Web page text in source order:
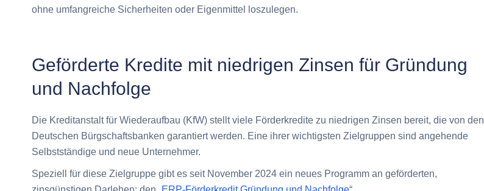
ohne umfangreiche Sicherheiten oder Eigenmittel loszulegen.
Geförderte Kredite mit niedrigen Zinsen für Gründung
und Nachfolge
Die Kreditanstalt für Wiederaufbau (KfW) stellt viele Förderkredite zu niedrigen Zinsen bereit, die von den
Deutschen Bürgschaftsbanken garantiert werden. Eine ihrer wichtigsten Zielgruppen sind angehende
Selbstständige und neue Unternehmer.
Speziell für diese Zielgruppe gibt es seit November 2024 ein neues Programm an geförderten,